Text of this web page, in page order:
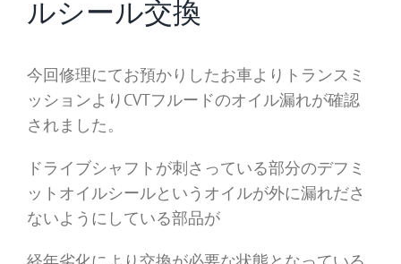
ルシール交換
今回修理にてお預かりしたお車よりトランスミ
ッションよりCVTフルードのオイル漏れが確認
されました。
ドライブシャフトが刺さっている部分のデフミ
ットオイルシールというオイルが外に漏れださ
ないようにしている部品が